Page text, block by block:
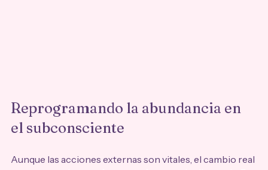
Reprogramando la abundancia en
el subconsciente
Aunque las acciones externas son vitales, el cambio real